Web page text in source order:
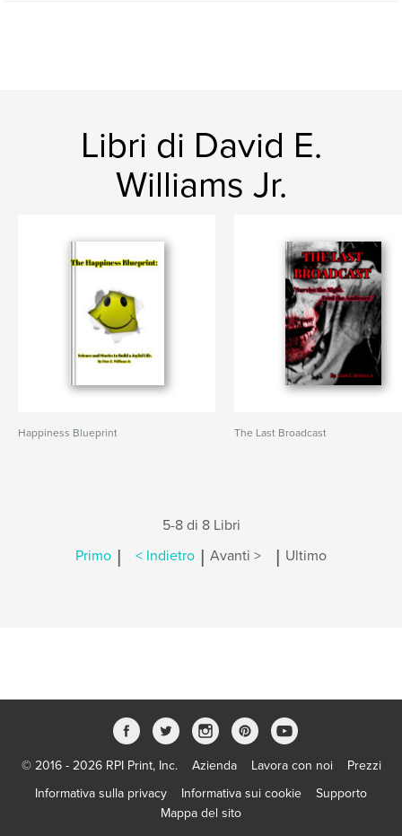
Libri di David E.
Williams Jr.
Happiness Blueprint The Last Broadcast
5-8 di 8 Libri
Primo | < Indietro | Avanti > | Ultimo
© 2016 - 2026 RPI Print, Inc. Azienda Lavora con noi
Prezzi
Informativa sulla privacy
Informativa sui cookie
Supporto
Mappa del sito